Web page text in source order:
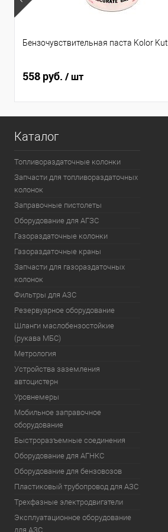
Бензочувствительная паста Kolor
558 руб. / шт
Каталог
Топливораздаточные колонки
Запчасти для топливораздаточных
колонок
Заправочные пистолеты
Оборудование для АГЗС
Газораздаточные колонки
Газораздаточные краны
Запчасти для газораздаточных
колонок
Фильтры для АЗС
Резервуарное оборудование
Шланги маслобензостойкие
(рукава МБС)
Метрология
Устройства заземления
автоцистерн
Уровнемеры
Мобильное заправочное
оборудование
Быстроразъемные соединения
Оборудование для АГНКС
Оборудование для бензовозов
Пластиковый трубопровод для АЗС
Трехфазные электродвигатели
Эксплуатационное оборудование
для АЗС